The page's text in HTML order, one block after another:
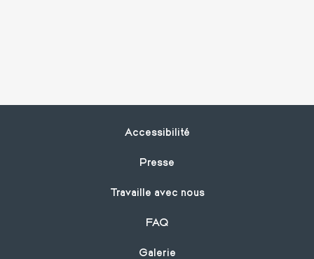
Footer
Accessibilité
Presse
Travaille avec nous
FAQ
Galerie